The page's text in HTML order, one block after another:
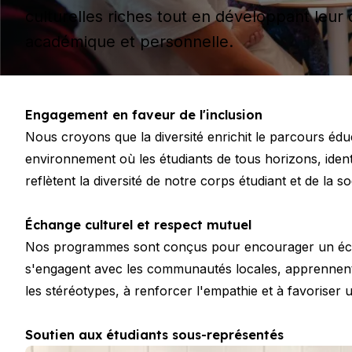
Programme 50+
Préparation à l'examen DELE
Préparation à l'examen SIELE
Cours particuliers
Cours d'espagnol en groupe
Cours de groupe du soir
Cours de longue durée
Programme 50+
Cours particuliers
Buenos Aires
École espagnole de Buenos Aires
Cours d'espagnol en groupe
Cours de longue durée
Programme 50+
culturelles riches tout en développant leur
académique et personnelle.
Engagement en faveur de l'inclusion
Nous croyons que la diversité enrichit le parcours
environnement où les étudiants de tous horizons,
reflètent la diversité de notre corps étudiant et de la
Échange culturel et respect mutuel
Nos programmes sont conçus pour encourager un
s'engagent avec les communautés locales,
les stéréotypes, à renforcer l'empathie et à favoriser
Soutien aux étudiants sous-représentés